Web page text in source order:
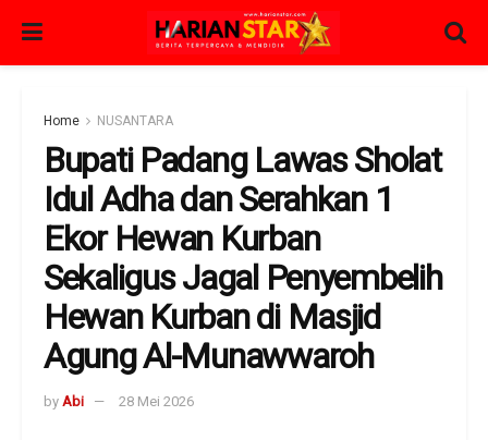
Home NUSANTARA
Bupati Padang Lawas Sholat
Idul Adha dan Serahkan 1
Ekor Hewan Kurban
Sekaligus Jagal Penyembelih
Hewan Kurban di Masjid
Agung Al-Munawwaroh
by Abi 28 Mei 2026